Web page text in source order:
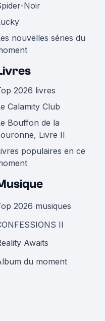
Noir
nouvelles séries du
2026 livres
Calamity Club
Bouffon de la
Livre II
populaires en ce
2026 musiques
II
Awaits
du moment